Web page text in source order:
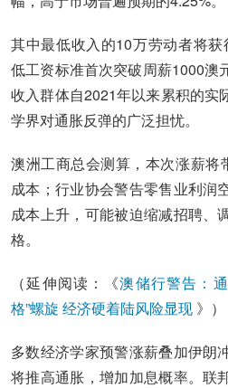
其中最低收入的10万劳动者将
低工资标准首次突破周薪1000澳
收入群体自2021年以来累积的实
学界对通胀反弹的广泛担忧。
澳洲工商总会测算，本次涨薪将
成本；行业协会警告零售业利润
成本上升，可能被迫缩减招聘、
格。
（延伸阅读：《澳储行警告：
格”螺旋 经济硬着陆风险显现 》）
多数经济学家预警涨薪叠加伊朗
将推高通胀，增加加息概率。联